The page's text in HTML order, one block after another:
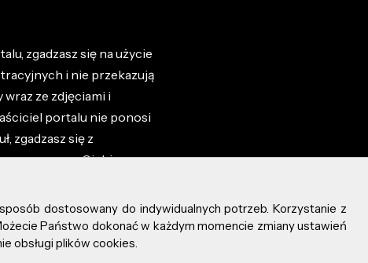
zgadzasz się na użycie
i nie przekazują
ze zdjęciami i
portalu nie ponosi
zgadzasz się z
przez Ciebie na
dostosowany do indywidualnych potrzeb. Korzystanie z
Państwo dokonać w każdym momencie zmiany ustawień
obsługi plików cookies.